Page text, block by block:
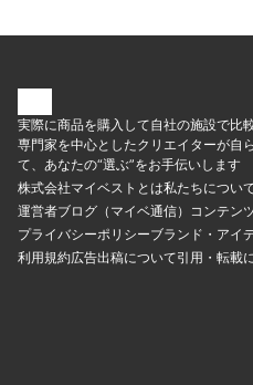
実際に商品を購入して自社の施設で比
専門家を中心としたクリエイターが自
て、あなたの“選ぶ”をお手伝いします
株式会社マイベストとは私たちについ
運営者ブログ（マイベ通信） コンテン
プライバシーポリシーブランド・アイ
利用規約広告出稿について引用・転載